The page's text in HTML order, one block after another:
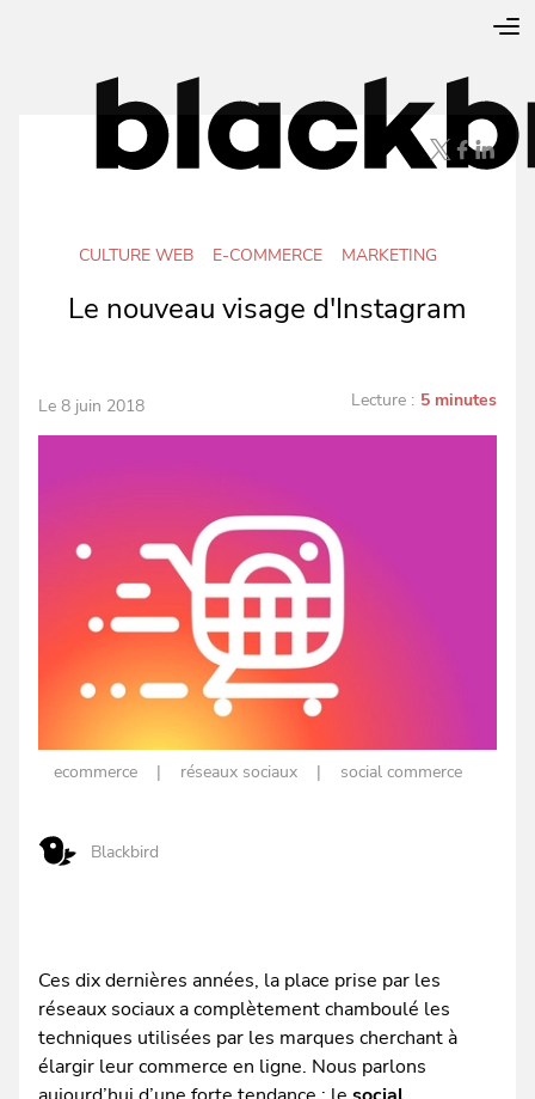
CULTURE WEB E-COMMERCE MARKETING
Le nouveau visage d'Instagram
Blackbird
Le 8 juin 2018
ecommerce réseaux sociaux social commerce
Lecture : 5 minutes
Ces dix dernières années, la place prise par les
réseaux sociaux a complètement chamboulé les
techniques utilisées par les marques cherchant à
élargir leur commerce en ligne. Nous parlons